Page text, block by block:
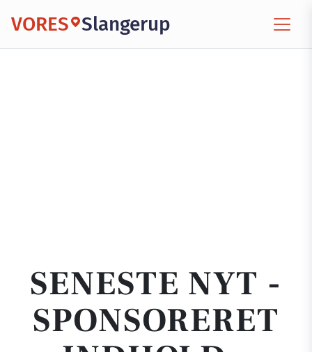
VORES Slangerup
SENESTE NYT -
SPONSORERET